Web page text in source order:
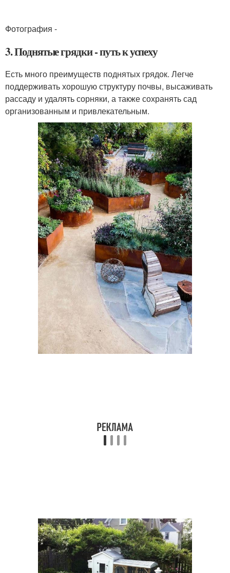
Фотография -
3. Поднятые грядки - путь к успеху
Есть много преимуществ поднятых грядок. Легче
поддерживать хорошую структуру почвы, высаживать
рассаду и удалять сорняки, а также сохранять сад
организованным и привлекательным.